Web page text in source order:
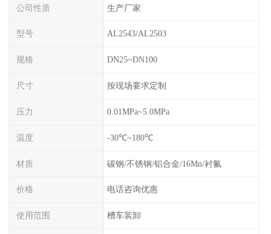
公司性质 生产厂家
型号 AL2543/AL2503
规格 DN25~DN100
尺寸 按现场要求定制
压力 0.01MPa~5.0MPa
温度 -30℃~180℃
材质 碳钢/不锈钢/铝合金/16Mn/衬氟
价格 电话咨询优惠
使用范围 槽车装卸